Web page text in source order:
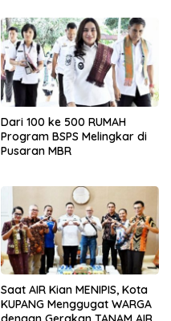
Dari 100 ke 500 RUMAH
Program BSPS Melingkar di
Pusaran MBR
Saat AIR Kian MENIPIS, Kota
KUPANG Menggugat WARGA